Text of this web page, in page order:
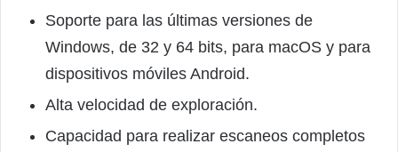
Soporte para las últimas versiones de
Windows, de 32 y 64 bits, para macOS y para
dispositivos móviles Android.
Alta velocidad de exploración.
Capacidad para realizar escaneos completos